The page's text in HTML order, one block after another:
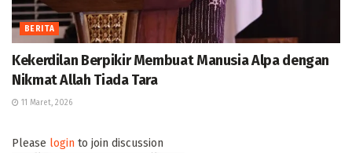
BERITA
Kekerdilan Berpikir Membuat Manusia Alpa dengan
Nikmat Allah Tiada Tara
11 Maret, 2026
Please login to join discussion